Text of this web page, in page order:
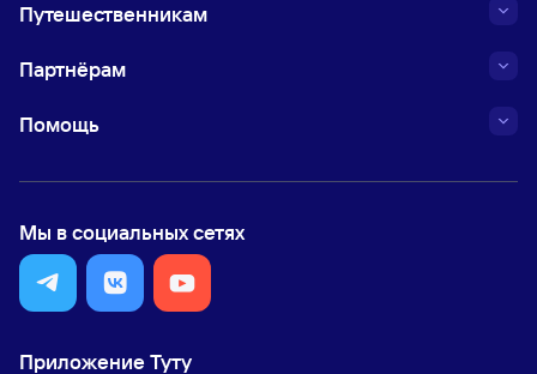
Путешественникам
Партнёрам
Помощь
Мы в социальных сетях
Приложение Туту